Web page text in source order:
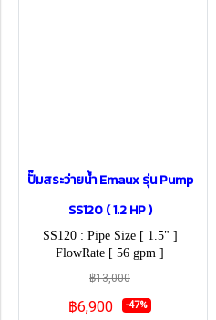
ปั๊มสระว่ายน้ำ Emaux รุ่น Pump
SS120 ( 1.2 HP )
SS120 : Pipe Size [ 1.5" ]
FlowRate [ 56 gpm ]
฿13,000
฿6,900 -47%